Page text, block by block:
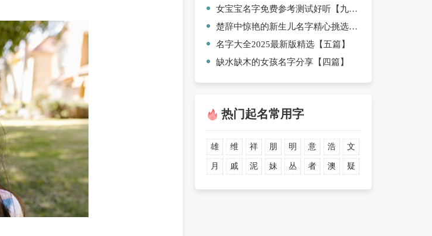
女宝宝名字免费参考测试好听【九篇】
楚辞中惊艳的新生儿名字精心挑选【六篇】
名字大全2025最新版精选【五篇】
缺水缺木的女孩名字分享【四篇】
热门起名常用字
雄 维 祥 朋 明 意 浩 文
月 戚 泥 妹 丛 者 澳 疑